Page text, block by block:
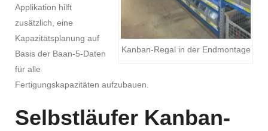
Kanban-Regal in der Endmontage
Applikation hilft
zusätzlich, eine
Kapazitätsplanung auf
Basis der Baan-5-Daten
für alle
Fertigungskapazitäten aufzubauen.
Selbstläufer Kanban-